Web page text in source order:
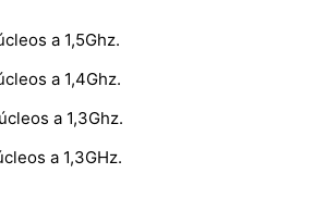
a 1,5Ghz.
a 1,4Ghz.
a 1,3Ghz.
a 1,3GHz.